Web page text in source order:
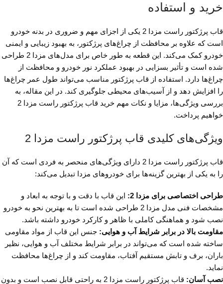
خرید و استفاده
قاب پرژکتور راست مزدا 2 یکی از اجزای مهم و ضروری در بدنه خودرو
است که علاوه بر محافظت از چراغ‌های پرژکتور، به بهبود زیبایی و ایمنی
خودرو کمک می‌کند. این قطعه به طور خاص برای مدل‌های مزدا 2 طراحی
شده است و تأثیر بسزایی در بهبود عملکرد نور خودرو و محافظت از
چراغ‌ها دارد. استفاده از قاب پرژکتور مناسب می‌تواند طول عمر چراغ‌ها
را افزایش دهد و از آسیب‌های محیطی جلوگیری کند. در این مقاله، به
بررسی ویژگی‌ها، مزایا و نکات مهم خرید قاب پرژکتور راست مزدا 2
خواهیم پرداخت.
ویژگی‌های کلیدی قاب پرژکتور راست مزدا 2
قاب پرژکتور راست مزدا 2 دارای ویژگی‌های منحصر به فردی است که آن
را به یکی از بهترین گزینه‌ها برای خودروهای مزدا تبدیل می‌کند:
طراحی اختصاصی برای مزدا 2:
این قاب با دقت و با توجه به ابعاد و
مشخصات فنی مدل مزدا 2 طراحی شده است تا به بهترین نحو به خودرو
نصب شود و هماهنگی کاملی با ظاهر و کارکرد خودرو داشته باشد.
مقاومت بالا در برابر شرایط آب و هوایی: جنس این قاب از مواد مقاومی
ساخته شده است که می‌تواند در برابر شرایط مختلف آب و هوایی، نظیر
باران، برف و تابش مستقیم آفتاب، مقاومت کند و از چراغ‌ها محافظت
نماید.
نصب آسان:
قاب پرژکتور راست مزدا 2 به راحتی قابل نصب است و بدون